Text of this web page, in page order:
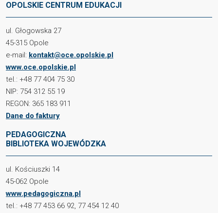
OPOLSKIE CENTRUM EDUKACJI
ul. Głogowska 27
45-315 Opole
e-mail: kontakt@oce.opolskie.pl
www.oce.opolskie.pl
tel.: +48 77 404 75 30
NIP: 754 312 55 19
REGON: 365 183 911
Dane do faktury
PEDAGOGICZNA
BIBLIOTEKA WOJEWÓDZKA
ul. Kościuszki 14
45-062 Opole
www.pedagogiczna.pl
tel.: +48 77 453 66 92, 77 454 12 40